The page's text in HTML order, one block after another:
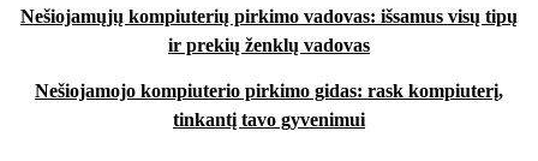
Nešiojamųjų kompiuterių pirkimo vadovas: išsamus visų tipų
ir prekių ženklų vadovas
Nešiojamojo kompiuterio pirkimo gidas: rask kompiuterį,
tinkantį tavo gyvenimui